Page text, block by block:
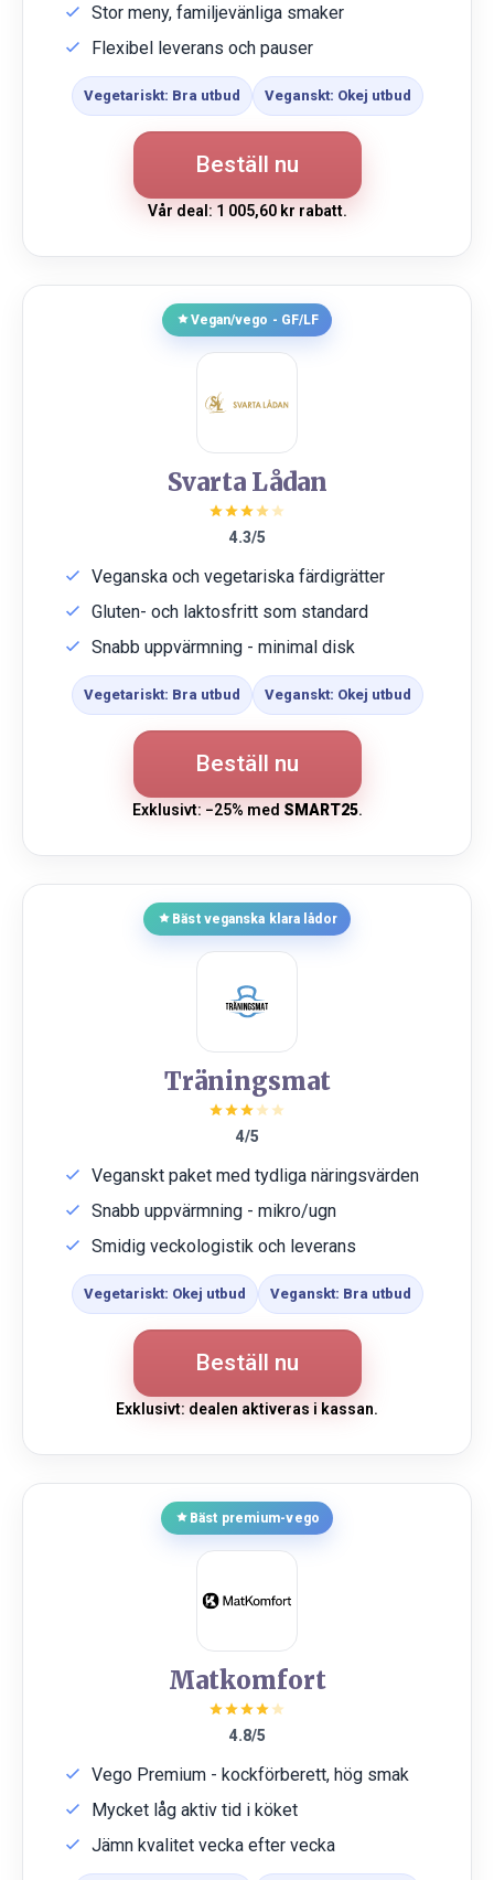
Stor meny, familjevänliga smaker
Flexibel leverans och pauser
Vegetariskt: Bra utbud Veganskt: Okej utbud
Beställ nu
Vår deal: 1 005,60 kr rabatt.
Vegan/vego - GF/LF
Svarta Lådan
4.3/5
Veganska och vegetariska färdigrätter
Gluten- och laktosfritt som standard
Snabb uppvärmning - minimal disk
Vegetariskt: Bra utbud Veganskt: Okej utbud
Beställ nu
Exklusivt: −25% med SMART25.
Bäst veganska klara lådor
Träningsmat
4/5
Veganskt paket med tydliga näringsvärden
Snabb uppvärmning - mikro/ugn
Smidig veckologistik och leverans
Vegetariskt: Okej utbud Veganskt: Bra utbud
Beställ nu
Exklusivt: dealen aktiveras i kassan.
Bäst premium-vego
Matkomfort
4.8/5
Vego Premium - kockförberett, hög smak
Mycket låg aktiv tid i köket
Jämn kvalitet vecka efter vecka